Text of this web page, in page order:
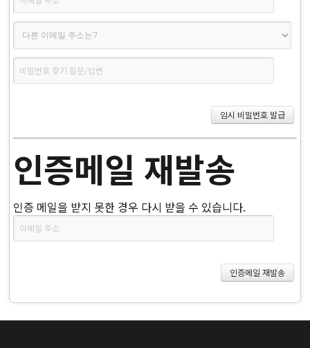
인증메일 재발송
인증 메일을 받지 못한 경우 다시 받을 수 있습니다.